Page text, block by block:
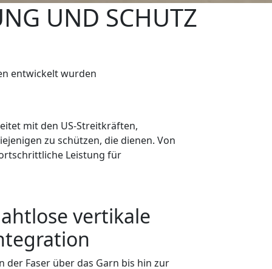
UND SCHUTZ
entwickelt wurden
mit den US-Streitkräften,
zu schützen, die dienen. Von
Leistung für
vertikale
der Faser über das Garn bis hin zur